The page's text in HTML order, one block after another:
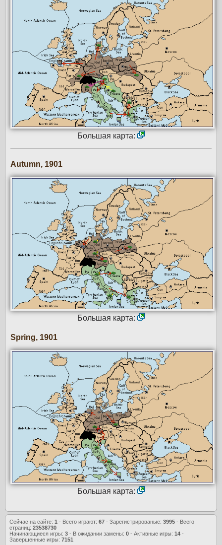
Большая карта:
Autumn, 1901
Большая карта:
Spring, 1901
Большая карта:
Сейчас на сайте: 1 - Всего играют: 67 - Зарегистрированые: 3995 - Всего
страниц: 23538730
Начинающиеся игры: 3 - В ожидании замены: 0 - Активные игры: 14 -
Завершенные игры: 7151